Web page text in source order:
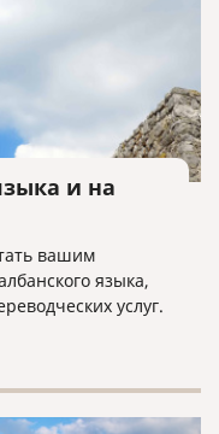
и на
вашим
языка,
услуг.